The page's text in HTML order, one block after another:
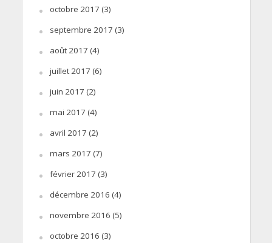
octobre 2017 (3)
septembre 2017 (3)
août 2017 (4)
juillet 2017 (6)
juin 2017 (2)
mai 2017 (4)
avril 2017 (2)
mars 2017 (7)
février 2017 (3)
décembre 2016 (4)
novembre 2016 (5)
octobre 2016 (3)